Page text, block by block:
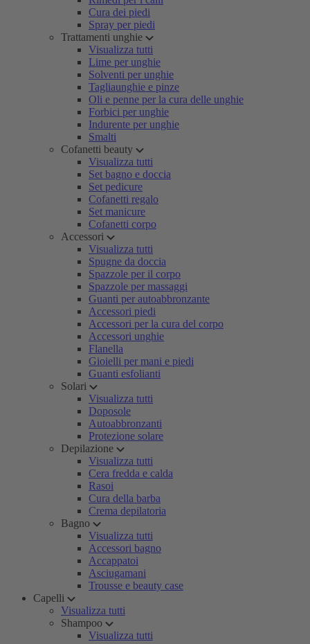
Cura dei piedi
Spray per piedi
Trattamenti unghie
Visualizza tutti
Lime per unghie
Solventi per unghie
Tagliaunghie e pinze
Oli e penne per la cura delle unghie
Forbici per unghie
Indurente per unghie
Smalti
Cofanetti beauty
Visualizza tutti
Set bagno e doccia
Set pedicure
Cofanetti regalo
Set manicure
Cofanetti corpo
Accessori
Visualizza tutti
Spugne da doccia
Spazzole per il corpo
Spazzole per massaggi
Guanti per autoabbronzante
Accessori piedi
Accessori per la cura del corpo
Accessori unghie
Flanella
Gioielli per mani e piedi
Guanti esfolianti
Solari
Visualizza tutti
Doposole
Autoabbronzanti
Protezione solare
Depilazione
Visualizza tutti
Cera fredda e calda
Rasoi
Cura della barba
Crema depilatoria
Bagno
Visualizza tutti
Accessori bagno
Accappatoi
Asciugamani
Trousse e beauty case
Capelli
Visualizza tutti
Shampoo
Visualizza tutti